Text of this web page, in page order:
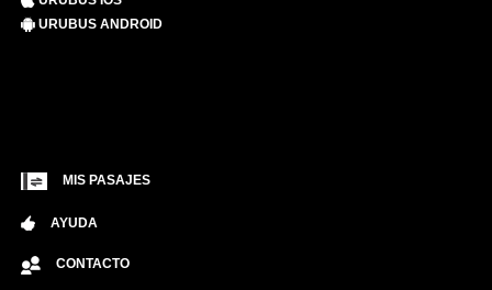
URUBUS ANDROID
MIS PASAJES
AYUDA
CONTACTO